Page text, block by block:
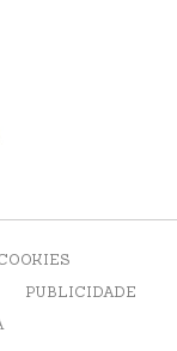
PUBLICIDADE